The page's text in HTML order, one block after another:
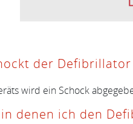
der
wird ein Schock
denen ich den